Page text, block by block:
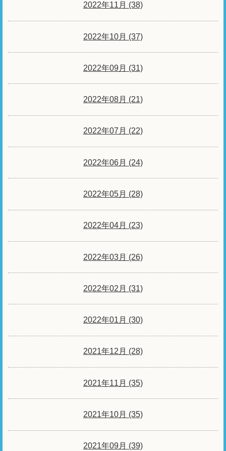
2022年11月 (38)
2022年10月 (37)
2022年09月 (31)
2022年08月 (21)
2022年07月 (22)
2022年06月 (24)
2022年05月 (28)
2022年04月 (23)
2022年03月 (26)
2022年02月 (31)
2022年01月 (30)
2021年12月 (28)
2021年11月 (35)
2021年10月 (35)
2021年09月 (39)